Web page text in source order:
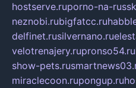
hostserve.ruporno-na-
neznobi.rubigfatcc.ru
delfinet.rusilvernano.ru
velotrenajery.rupronso54.ru
show-pets.ru
miraclecoon.rupongup.ru